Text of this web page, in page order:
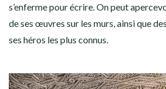
s’enferme pour écrire. On peut
de ses œuvres sur les murs, ainsi que
ses héros les plus connus.